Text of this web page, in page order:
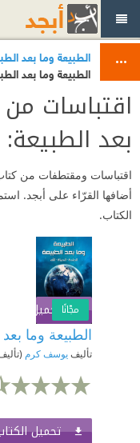
الطبيعة وما بعد
الطبيعة وما بعد
اقتباسات
بعد الطبيعة:
اقتباسات ومقتطفات من كتاب
أضافها القرّاء على أبجد.
الكتاب.
تحميل الكتابمجّانًا
الطبيعة وما بعد
تأليفيوسف كرم
تحميل